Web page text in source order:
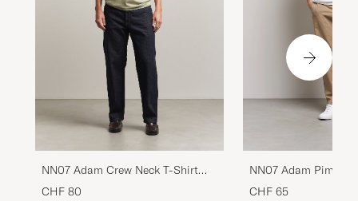
NN07 Adam Crew Neck T-Shirt
Sage Green
CHF 80
NN07 Adam Pima
Shirt White
CHF 65